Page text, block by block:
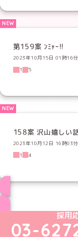
第159案 ﾝﾐｬｰ!!
2023年10月15日 01時16分
1
5
158案 沢山嬉しい
2023年10月12日 16時03分
1
4
採用
03-